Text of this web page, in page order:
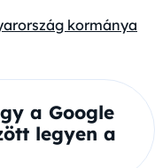
kormánya
a Google
legyen a